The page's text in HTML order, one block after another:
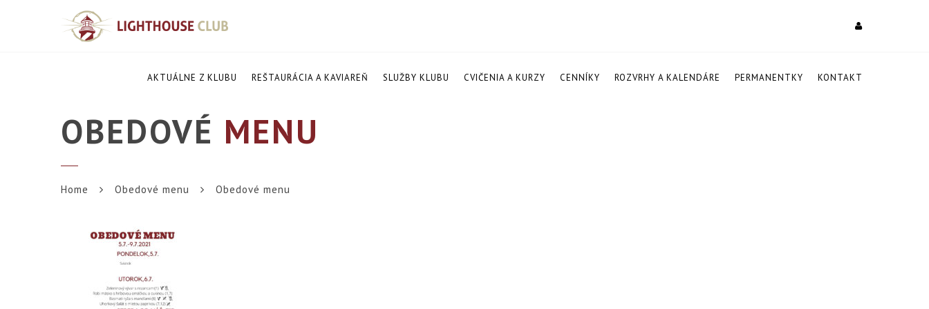
AKTUÁLNE Z KLUBU REŠTAURÁCIA A KAVIAREŇ SLUŽBY KLUBU CVIČENIA A KURZY CENNÍKY ROZVRHY A KALENDÁRE PERMANENTKY KONTAKT
OBEDOVÉ MENU
Home Obedové menu Obedové menu